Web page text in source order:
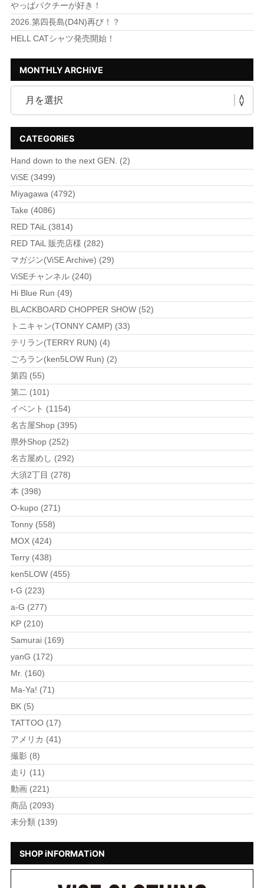
やっぱパクチーが好き！
2026.第四長島(D4N)再び！？
HELL CATシャツ発売開始！
MONTHLY ARCHiVE
CATEGORiES
Hand down to the next GEN. (2)
ViSE (3499)
Miyagawa (4792)
Take (4086)
RED TAiL (3814)
RED TAiL 販売店様 (282)
マガジン(ViSE Archive) (29)
ViSEチャンネル (240)
Hi Blue Run (49)
BLACKBOARD CHOPPER SHOW (52)
トニキャン(TONNY CAMP) (33)
テリラン(TERRY RUN) (4)
ごろラン(ken5LOW Run) (2)
第四 (55)
第二 (101)
イベント (1154)
名古屋Shop (395)
県外Shop (252)
名古屋めし (292)
大須2丁目 (278)
本 (398)
O-kupo (271)
Tonny (558)
MOX (424)
Terry (438)
ken5LOW (455)
t-G (223)
a-G (277)
KP (210)
Samurai (169)
yanG (172)
Mr. (160)
Ma-Ya! (71)
BK (5)
TATTOO (17)
アメリカ (41)
撮影 (8)
走り (11)
動画 (221)
商品 (2093)
未分類 (139)
SHOP iNFORMATiON